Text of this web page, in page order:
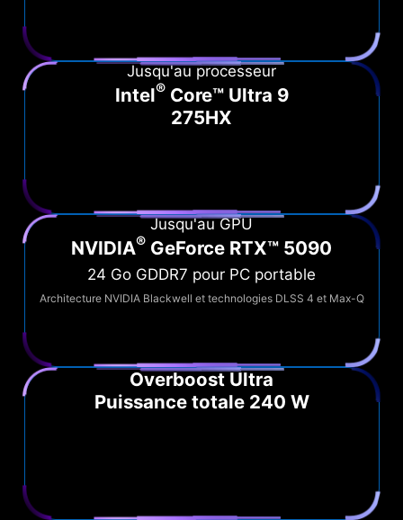
Jusqu'au processeur
Intel®Core™ Ultra 9
275HX
Jusqu'au GPU
NVIDIA® GeForce RTX™ 5090
24 Go GDDR7 pour PC portable
Architecture NVIDIA Blackwell et technologies DLSS 4 et Max-Q
Overboost Ultra
Puissance totale 240 W